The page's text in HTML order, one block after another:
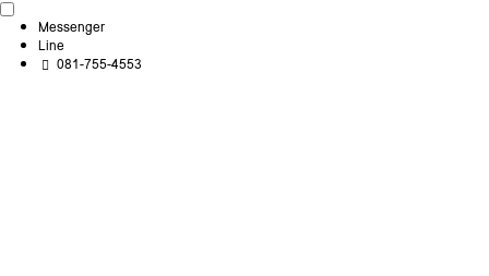
Messenger
Line
081-755-4553